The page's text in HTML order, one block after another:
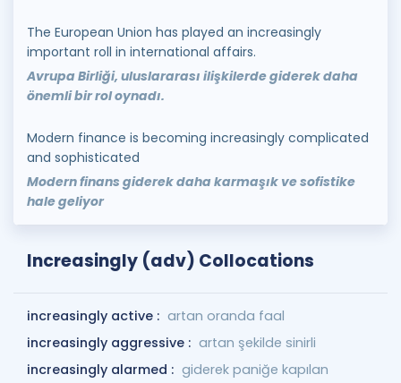
The European Union has played an increasingly
important roll in international affairs.
Avrupa Birliği, uluslararası ilişkilerde giderek daha
önemli bir rol oynadı.
Modern finance is becoming increasingly complicated
and sophisticated
Modern finans giderek daha karmaşık ve sofistike
hale geliyor
Increasingly (adv) Collocations
increasingly active : artan oranda faal
increasingly aggressive : artan şekilde sinirli
increasingly alarmed : giderek paniğe kapılan